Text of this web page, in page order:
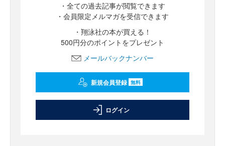
・全ての過去記事が閲覧できます
・会員限定メルマガを受信できます
・翔泳社の本が買える！
500円分のポイントをプレゼント
メールバックナンバー
新規会員登録 無料
ログイン